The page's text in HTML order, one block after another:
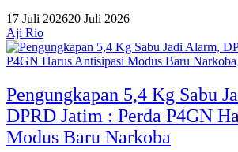
17 Juli 202620 Juli 2026
Aji Rio
Pengungkapan 5,4 Kg Sabu
DPRD Jatim : Perda P4GN
Modus Baru Narkoba